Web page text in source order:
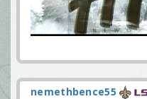
nemethbence55